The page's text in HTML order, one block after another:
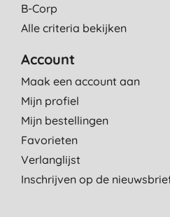
B-Corp
Alle criteria bekijken
Account
Maak een account aan
Mijn profiel
Mijn bestellingen
Favorieten
Verlanglijst
Inschrijven op de